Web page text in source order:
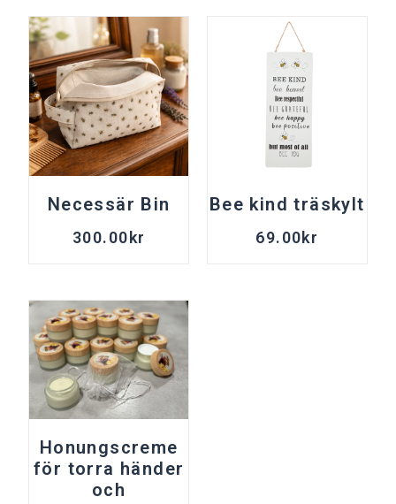
Necessär Bin
300.00kr
Bee kind träskylt
69.00kr
Honungscreme
för torra händer
och